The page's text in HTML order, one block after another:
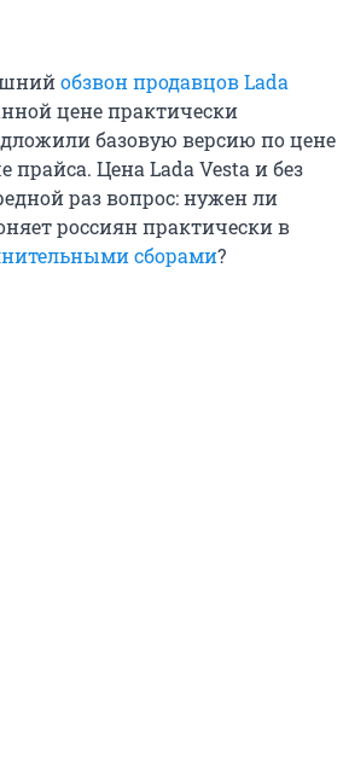
обзвон продавцов Lada
цене практически
базовую версию по цене
Цена Lada Vesta и без
раз вопрос: нужен ли
россиян практически в
сборами?